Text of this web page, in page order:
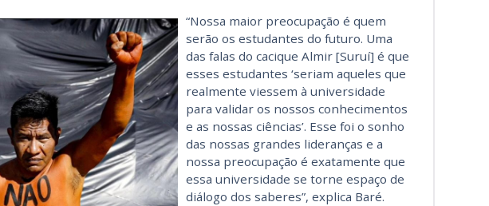
“Nossa maior preocupação é quem
serão os estudantes do futuro. Uma
das falas do cacique Almir [Suruí] é que
esses estudantes ‘seriam aqueles que
realmente viessem à universidade
para validar os nossos conhecimentos
e as nossas ciências’. Esse foi o sonho
das nossas grandes lideranças e a
nossa preocupação é exatamente que
essa universidade se torne espaço de
diálogo dos saberes”, explica Baré.